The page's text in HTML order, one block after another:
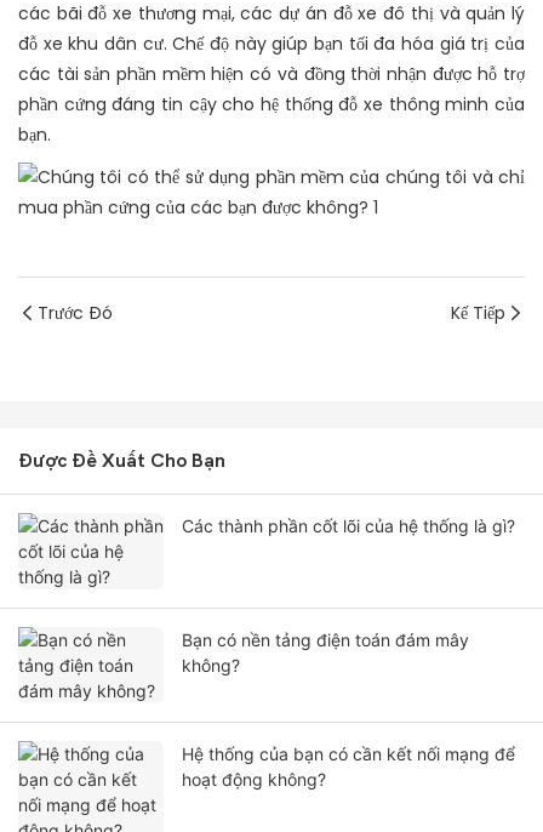
các bãi đỗ xe thương mại, các dự án đỗ xe đô thị và quản lý
đỗ xe khu dân cư. Chế độ này giúp bạn tối đa hóa giá trị của
các tài sản phần mềm hiện có và đồng thời nhận được hỗ trợ
phần cứng đáng tin cậy cho hệ thống đỗ xe thông minh của
bạn.
Trước Đó Kế Tiếp
Được Đề Xuất Cho Bạn
Các thành phần cốt lõi của hệ thống là gì?
Bạn có nền tảng điện toán đám mây
không?
Hệ thống của bạn có cần kết nối mạng để
hoạt động không?